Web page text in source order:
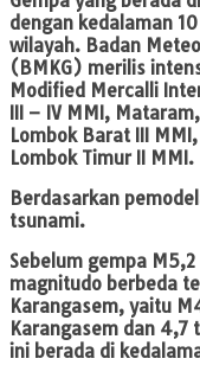
dengan kedalaman
wilayah. Badan
(BMKG) merilis
Modified Mercalli
III – IV MMI,
Lombok Barat III
Lombok Timur II MMI.
Berdasarkan
tsunami.
Sebelum gempa
magnitudo berbeda
Karangasem, yaitu
Karangasem dan 4,7
ini berada di